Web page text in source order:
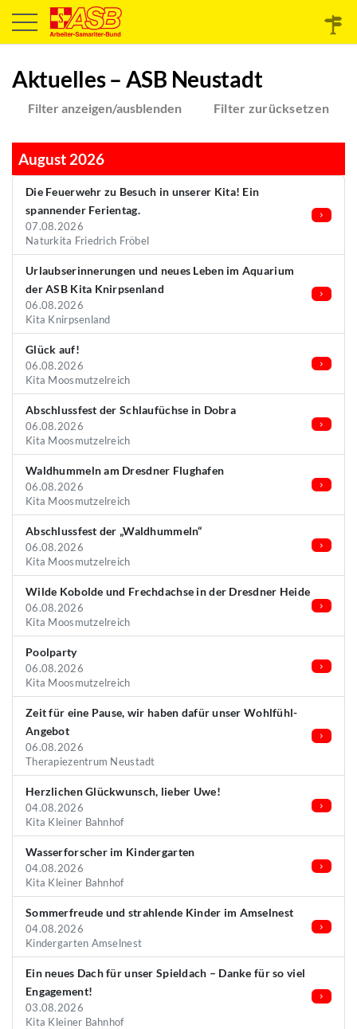
Aktuelles – ASB Neustadt
Filter anzeigen/ausblenden Filter zurücksetzen
August 2026
Die Feuerwehr zu Besuch in unserer Kita! Ein
spannender Ferientag.
07.08.2026
Naturkita Friedrich Fröbel
Urlaubserinnerungen und neues Leben im Aquarium
der ASB Kita Knirpsenland
06.08.2026
Kita Knirpsenland
Glück auf!
06.08.2026
Kita Moosmutzelreich
Abschlussfest der Schlaufüchse in Dobra
06.08.2026
Kita Moosmutzelreich
Waldhummeln am Dresdner Flughafen
06.08.2026
Kita Moosmutzelreich
Abschlussfest der „Waldhummeln“
06.08.2026
Kita Moosmutzelreich
Wilde Kobolde und Frechdachse in der Dresdner Heide
06.08.2026
Kita Moosmutzelreich
Poolparty
06.08.2026
Kita Moosmutzelreich
Zeit für eine Pause, wir haben dafür unser Wohlfühl-
Angebot
06.08.2026
Therapiezentrum Neustadt
Herzlichen Glückwunsch, lieber Uwe!
04.08.2026
Kita Kleiner Bahnhof
Wasserforscher im Kindergarten
04.08.2026
Kita Kleiner Bahnhof
Sommerfreude und strahlende Kinder im Amselnest
04.08.2026
Kindergarten Amselnest
Ein neues Dach für unser Spieldach – Danke für so viel
Engagement!
03.08.2026
Kita Kleiner Bahnhof